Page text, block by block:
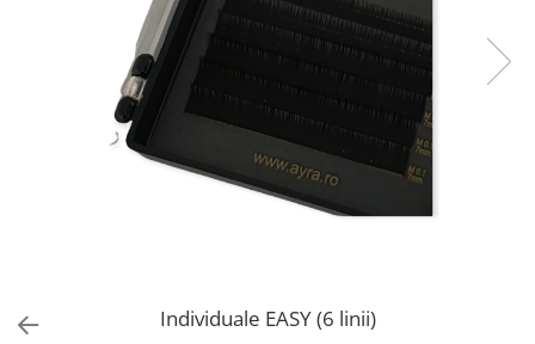
Individuale EASY (6 linii)